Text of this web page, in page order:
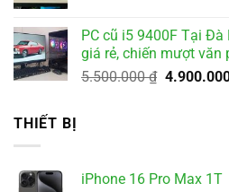
PC cũ i5 9400F Tại
giá rẻ, chiến mượt văn
5.500.000₫ Giá
THIẾT BỊ
iPhone 16 Pro Max 1T